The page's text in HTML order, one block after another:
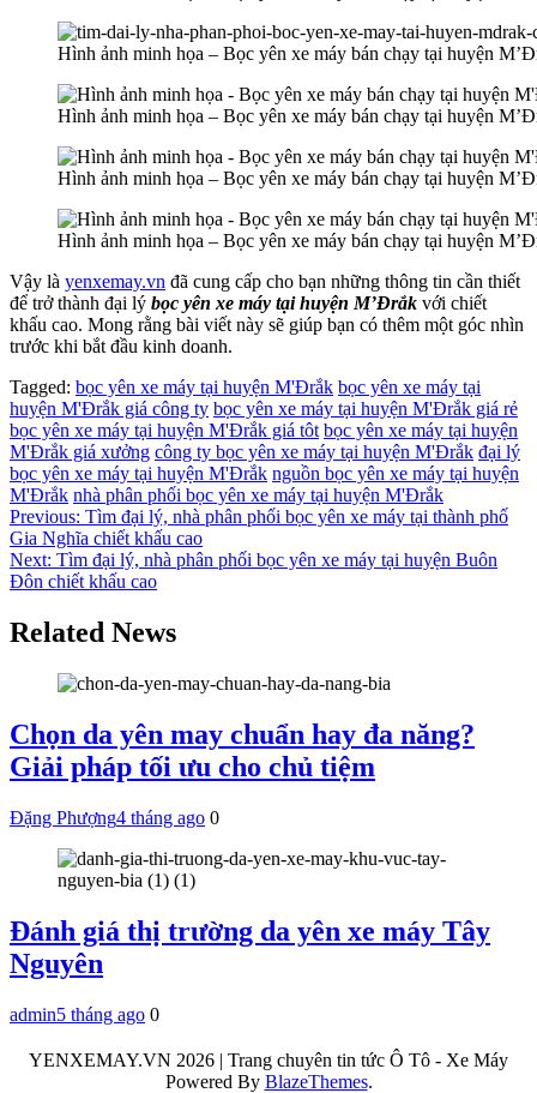
Hình ảnh minh họa – Bọc yên xe máy bán chạy tại huyện
Hình ảnh minh họa – Bọc yên xe máy bán chạy tại huyện
Hình ảnh minh họa – Bọc yên xe máy bán chạy tại huyện
Hình ảnh minh họa – Bọc yên xe máy bán chạy tại huyện
Vậy là yenxemay.vn đã cung cấp cho bạn những thông tin cần thiết
để trở thành đại lý bọc yên xe máy tại huyện M’Đrắk với chiết
khấu cao. Mong rằng bài viết này sẽ giúp bạn có thêm một góc nhìn
trước khi bắt đầu kinh doanh.
Tagged: bọc yên xe máy tại huyện M'Đrắk bọc yên xe máy tại
huyện M'Đrắk giá công ty bọc yên xe máy tại huyện M'Đrắk giá rẻ
bọc yên xe máy tại huyện M'Đrắk giá tôt bọc yên xe máy tại huyện
M'Đrắk giá xưởng công ty bọc yên xe máy tại huyện M'Đrắk đại lý
bọc yên xe máy tại huyện M'Đrắk nguồn bọc yên xe máy tại huyện
M'Đrắk nhà phân phối bọc yên xe máy tại huyện M'Đrắk
Điều
hướng
bài
viết
Previous: Tìm đại lý, nhà phân phối bọc yên xe máy tại thành phố
Gia Nghĩa chiết khấu cao
Next: Tìm đại lý, nhà phân phối bọc yên xe máy tại huyện Buôn
Đôn chiết khấu cao
Related News
Chọn da yên may chuẩn hay đa năng?
Giải pháp tối ưu cho chủ tiệm
Đặng Phượng4 tháng ago 0
Đánh giá thị trường da yên xe máy Tây
Nguyên
admin5 tháng ago 0
YENXEMAY.VN 2026 | Trang chuyên tin tức Ô Tô - Xe Máy
Powered By BlazeThemes.